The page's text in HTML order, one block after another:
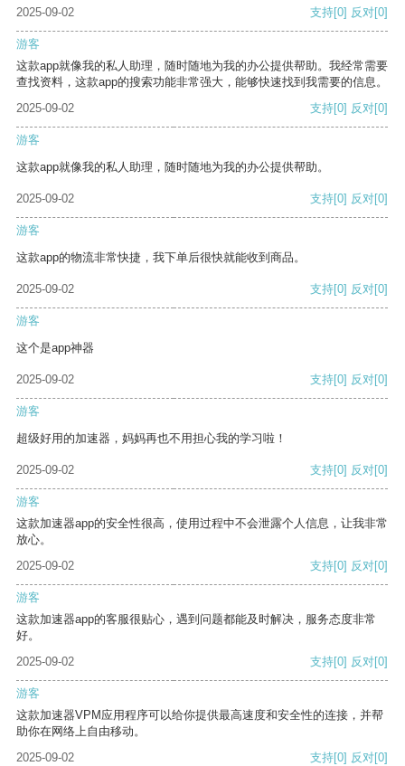
2025-09-02
支持[0] 反对[0]
游客
这款app就像我的私人助理，随时随地为我的办公提供帮助。我经常需要
查找资料，这款app的搜索功能非常强大，能够快速找到我需要的信息。
2025-09-02
支持[0] 反对[0]
游客
这款app就像我的私人助理，随时随地为我的办公提供帮助。
2025-09-02 支持[0] 反对[0]
游客
这款app的物流非常快捷，我下单后很快就能收到商品。
2025-09-02 支持[0] 反对[0]
游客
这个是app神器
2025-09-02 支持[0] 反对[0]
游客
超级好用的加速器，妈妈再也不用担心我的学习啦！
2025-09-02 支持[0] 反对[0]
游客
这款加速器app的安全性很高，使用过程中不会泄露个人信息，让我非常
放心。
2025-09-02
支持[0] 反对[0]
游客
这款加速器app的客服很贴心，遇到问题都能及时解决，服务态度非常
好。
2025-09-02
支持[0] 反对[0]
游客
这款加速器VPM应用程序可以给你提供最高速度和安全性的连接，并帮
助你在网络上自由移动。
2025-09-02
支持[0] 反对[0]